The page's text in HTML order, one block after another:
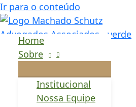
Ir para o conteúdo
Home
Sobre
Institucional
Nossa Equipe
Parecer 10
interna a
Atenção